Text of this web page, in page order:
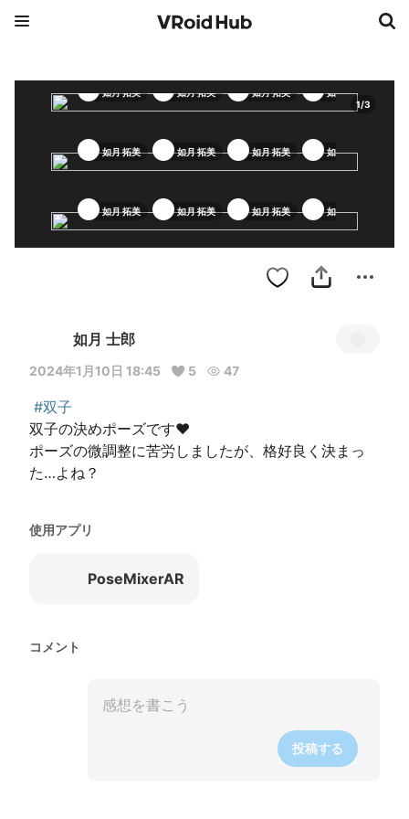
1/3
如月 拓美 如月 拓美 如月 拓美 如月 拓美
如月 拓美 如月 拓美 如月 拓美 如月 拓美
如月 拓美 如月 拓美 如月 拓美 如月 拓美
如月 士郎
2024年1月10日 18:45 5 47
#双子
双子の決めポーズです❤️
ポーズの微調整に苦労しましたが、格好良く決まっ
た…よね？
使用アプリ
PoseMixerAR
コメント
投稿する